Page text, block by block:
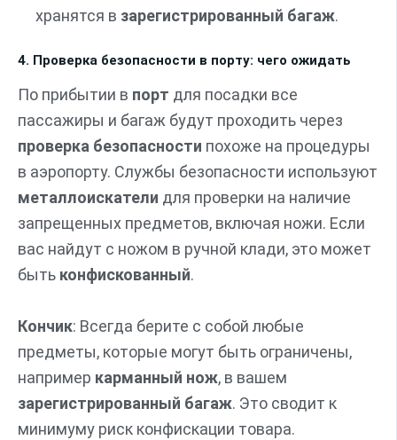
хранятся в зарегистрированный багаж.
4. Проверка безопасности в порту: чего ожидать
По прибытии в порт для посадки все
пассажиры и багаж будут проходить через
проверка безопасности похоже на процедуры
в аэропорту. Службы безопасности используют
металлоискатели для проверки на наличие
запрещенных предметов, включая ножи. Если
вас найдут с ножом в ручной клади, это может
быть конфискованный.
Кончик: Всегда берите с собой любые
предметы, которые могут быть ограничены,
например карманный нож, в вашем
зарегистрированный багаж. Это сводит к
минимуму риск конфискации товара.